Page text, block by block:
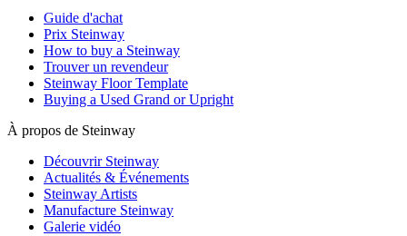
Guide d'achat
Prix Steinway
How to buy a Steinway
Trouver un revendeur
Steinway Floor Template
Buying a Used Grand or Upright
À propos de Steinway
Découvrir Steinway
Actualités & Événements
Steinway Artists
Manufacture Steinway
Galerie vidéo